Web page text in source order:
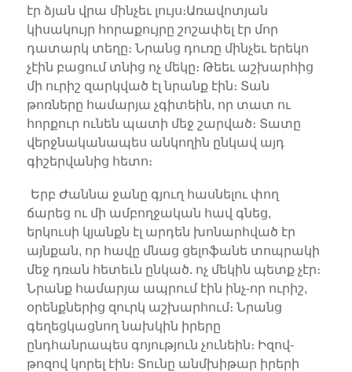
էր ձյան վրա մինչեւ լույս։Առավոտյան
կիսակույր հորաքույրը շոշափել էր մոր
դատարկ տեղը։ Նրանց դուռը մինչեւ երեկո
չէին բացում տնից ոչ մեկը։ Թեեւ աշխարհից
մի ուրիշ զարկված էլ նրանք էին։ Տան
թոռները համարյա չգիտեին, որ տատ ու
հորքուր ունեն պատի մեջ շարված։ Տատը
վերջնականապես անկողին ընկավ այդ
գիշերվանից հետո։
Երբ Ժաննա ջանը գյուղ հասնելու փող
ճարեց ու մի ամբողջական հավ գնեց,
երկուսի կյանքն էլ արդեն խոնարհված էր
այնքան, որ հավը մնաց ցելոֆանե տոպրակի
մեջ դռան հետեւն ընկած. ոչ մեկին պետք չէր։
Նրանք համարյա ապրում էին ինչ-որ ուրիշ,
օրենքներից զուրկ աշխարհում։ Նրանց
գեղեցկացնող նախկին իրերը
ընդհանրապես գոյություն չունեին։ Իզով-
թոզով կորել էին։ Տունը անմխիթար իրերի